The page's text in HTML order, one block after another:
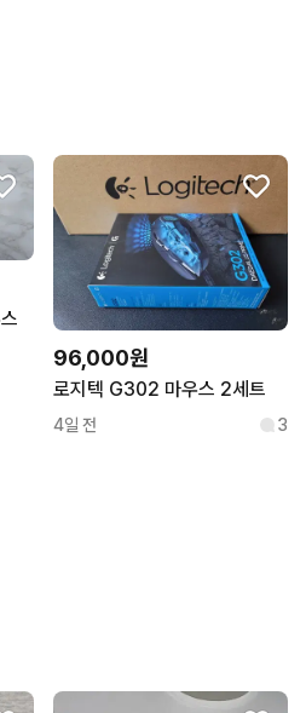
96,000원
로지텍 G302 마우스 2세트
4일 전 3